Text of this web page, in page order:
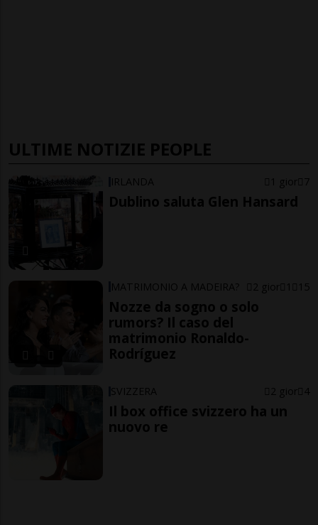
ULTIME NOTIZIE PEOPLE
IRLANDA 1 gior 7
Dublino saluta Glen Hansard
MATRIMONIO A MADEIRA? 2 gior 1 15
Nozze da sogno o solo
rumors? Il caso del
matrimonio Ronaldo-
Rodríguez
SVIZZERA 2 gior 4
Il box office svizzero ha un
nuovo re